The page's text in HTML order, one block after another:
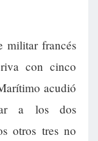
militar francés
con cinco
acudió
a los dos
otros tres no